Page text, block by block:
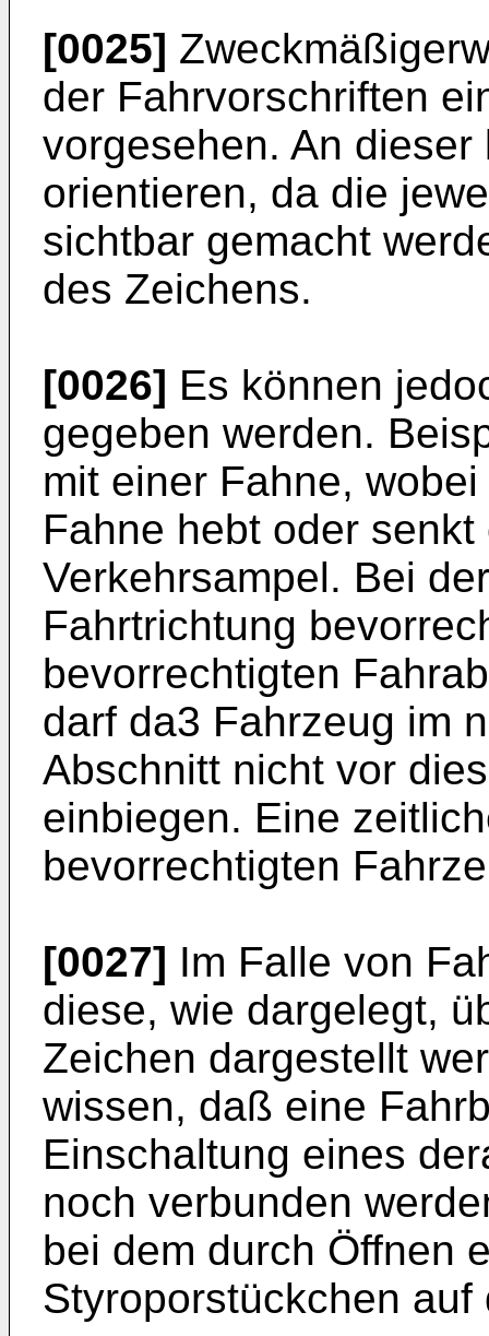
[0025]
der Fahrvorschriften
vorgesehen. An
orientieren, da die
sichtbar gemacht
des Zeichens.
[0026] Es können
gegeben werden.
mit einer Fahne,
Fahne hebt oder
Verkehrsampel. Bei
Fahrtrichtung
bevorrechtigten
darf da3 Fahrzeug im
Abschnitt nicht vor
einbiegen. Eine
bevorrechtigten
[0027] Im Falle von
diese, wie dargelegt,
Zeichen dargestellt
wissen, daß eine
Einschaltung eines
noch verbunden
bei dem durch Öffnen
Styroporstückchen